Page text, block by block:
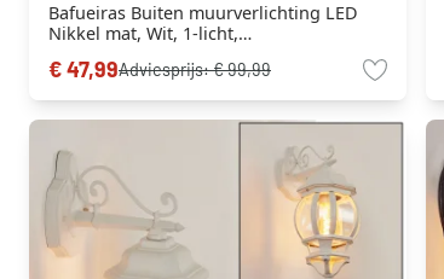
Bafueiras Buiten muurverlichting LED
Nikkel mat, Wit, 1-licht,
€ 47,99Adviesprijs:€ 99,99